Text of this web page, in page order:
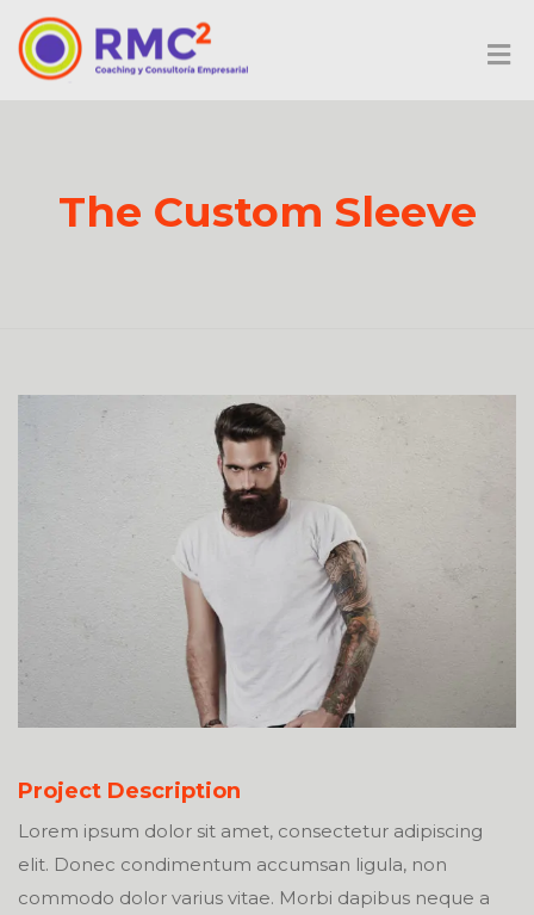
The Custom Sleeve
Project Description
Lorem ipsum dolor sit amet, consectetur adipiscing
elit. Donec condimentum accumsan ligula, non
commodo dolor varius vitae. Morbi dapibus neque a